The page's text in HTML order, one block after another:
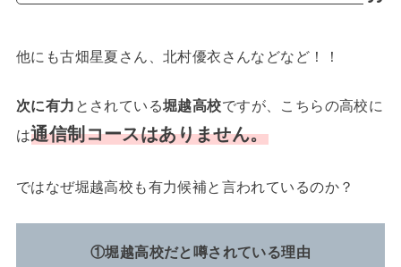
他にも古畑星夏さん、北村優衣さんなどなど！！
次に有力 とされている堀越高校ですが、こちらの高校に
は通信制コースはありません。
ではなぜ堀越高校も有力候補と言われているのか？
①堀越高校だと噂されている理由